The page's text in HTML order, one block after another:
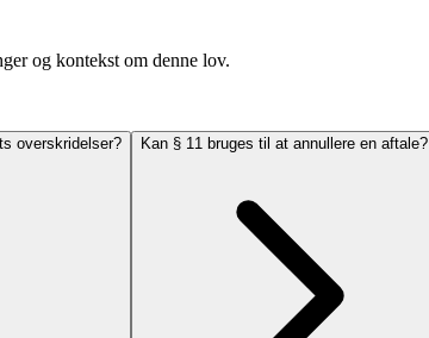
og kontekst om denne lov.
overskridelser? Kan § 11 bruges til at annullere en aftale?